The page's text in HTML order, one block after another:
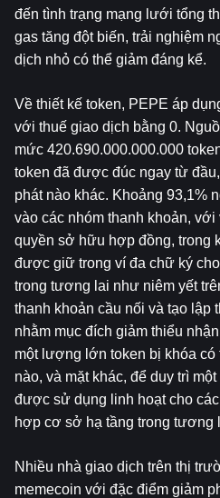
đến tình trạng mạng lưới tổng
gas tăng đột biến, trải nghiệm
dịch nhỏ có thể giảm đáng kể.
Về thiết kế token, PEPE áp
với thuế giao dịch bằng 0.
mức 420.690.000.000.000
token đã được đúc ngay từ
phát nào khác. Khoảng 93,1%
vào các nhóm thanh khoản,
quyền sở hữu hợp đồng, trong
được giữ trong ví đa chữ ký
trong tương lai như niêm yết
thanh khoản cầu nối và tạo lập
nhằm mục đích giảm thiểu
một lượng lớn token bị khóa
nào, và mặt khác, để duy trì
được sử dụng linh hoạt cho
hợp cơ sở hạ tầng trong tương
Nhiều nhà giao dịch trên thị
memecoin với đặc điểm giảm